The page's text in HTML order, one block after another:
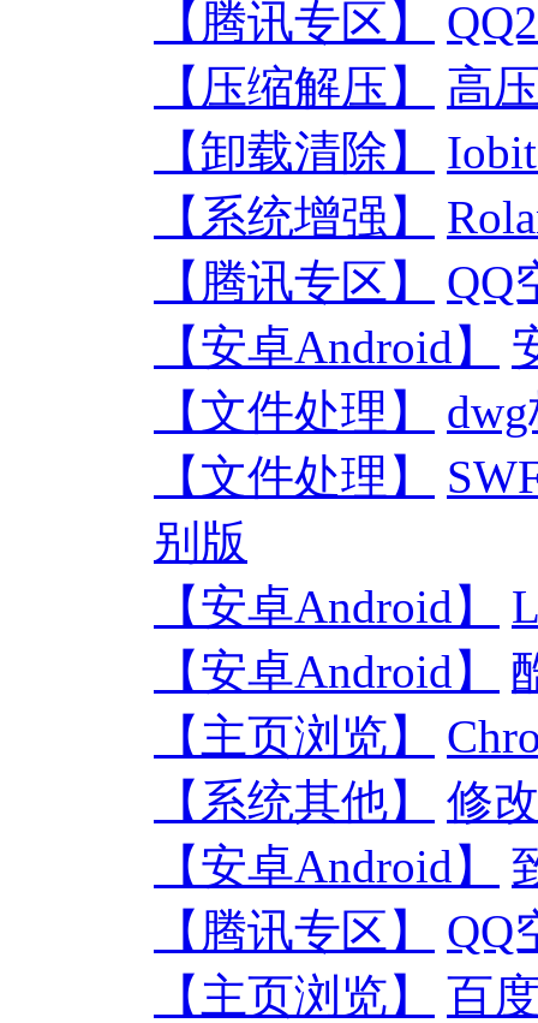
【腾讯专区】
【压缩解压】
高
【卸载清除】
【系统增强】
【腾讯专区】
QQ
【安卓Android】
【文件处理】
【文件处理】
别版
【安卓Android】
【安卓Android】
【主页浏览】
【系统其他】
修
【安卓Android】
【腾讯专区】
QQ
【主页浏览】
百